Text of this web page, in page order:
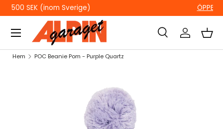
HOPPA TILL INNEHÅLL
ÖPPETTIDER I BUTIKEN
Sök
Sök
Sök Logga inKorg
Hem POC Beanie Pom - Purple Quartz
HOPPA TILL PRODUKTINFORMATION